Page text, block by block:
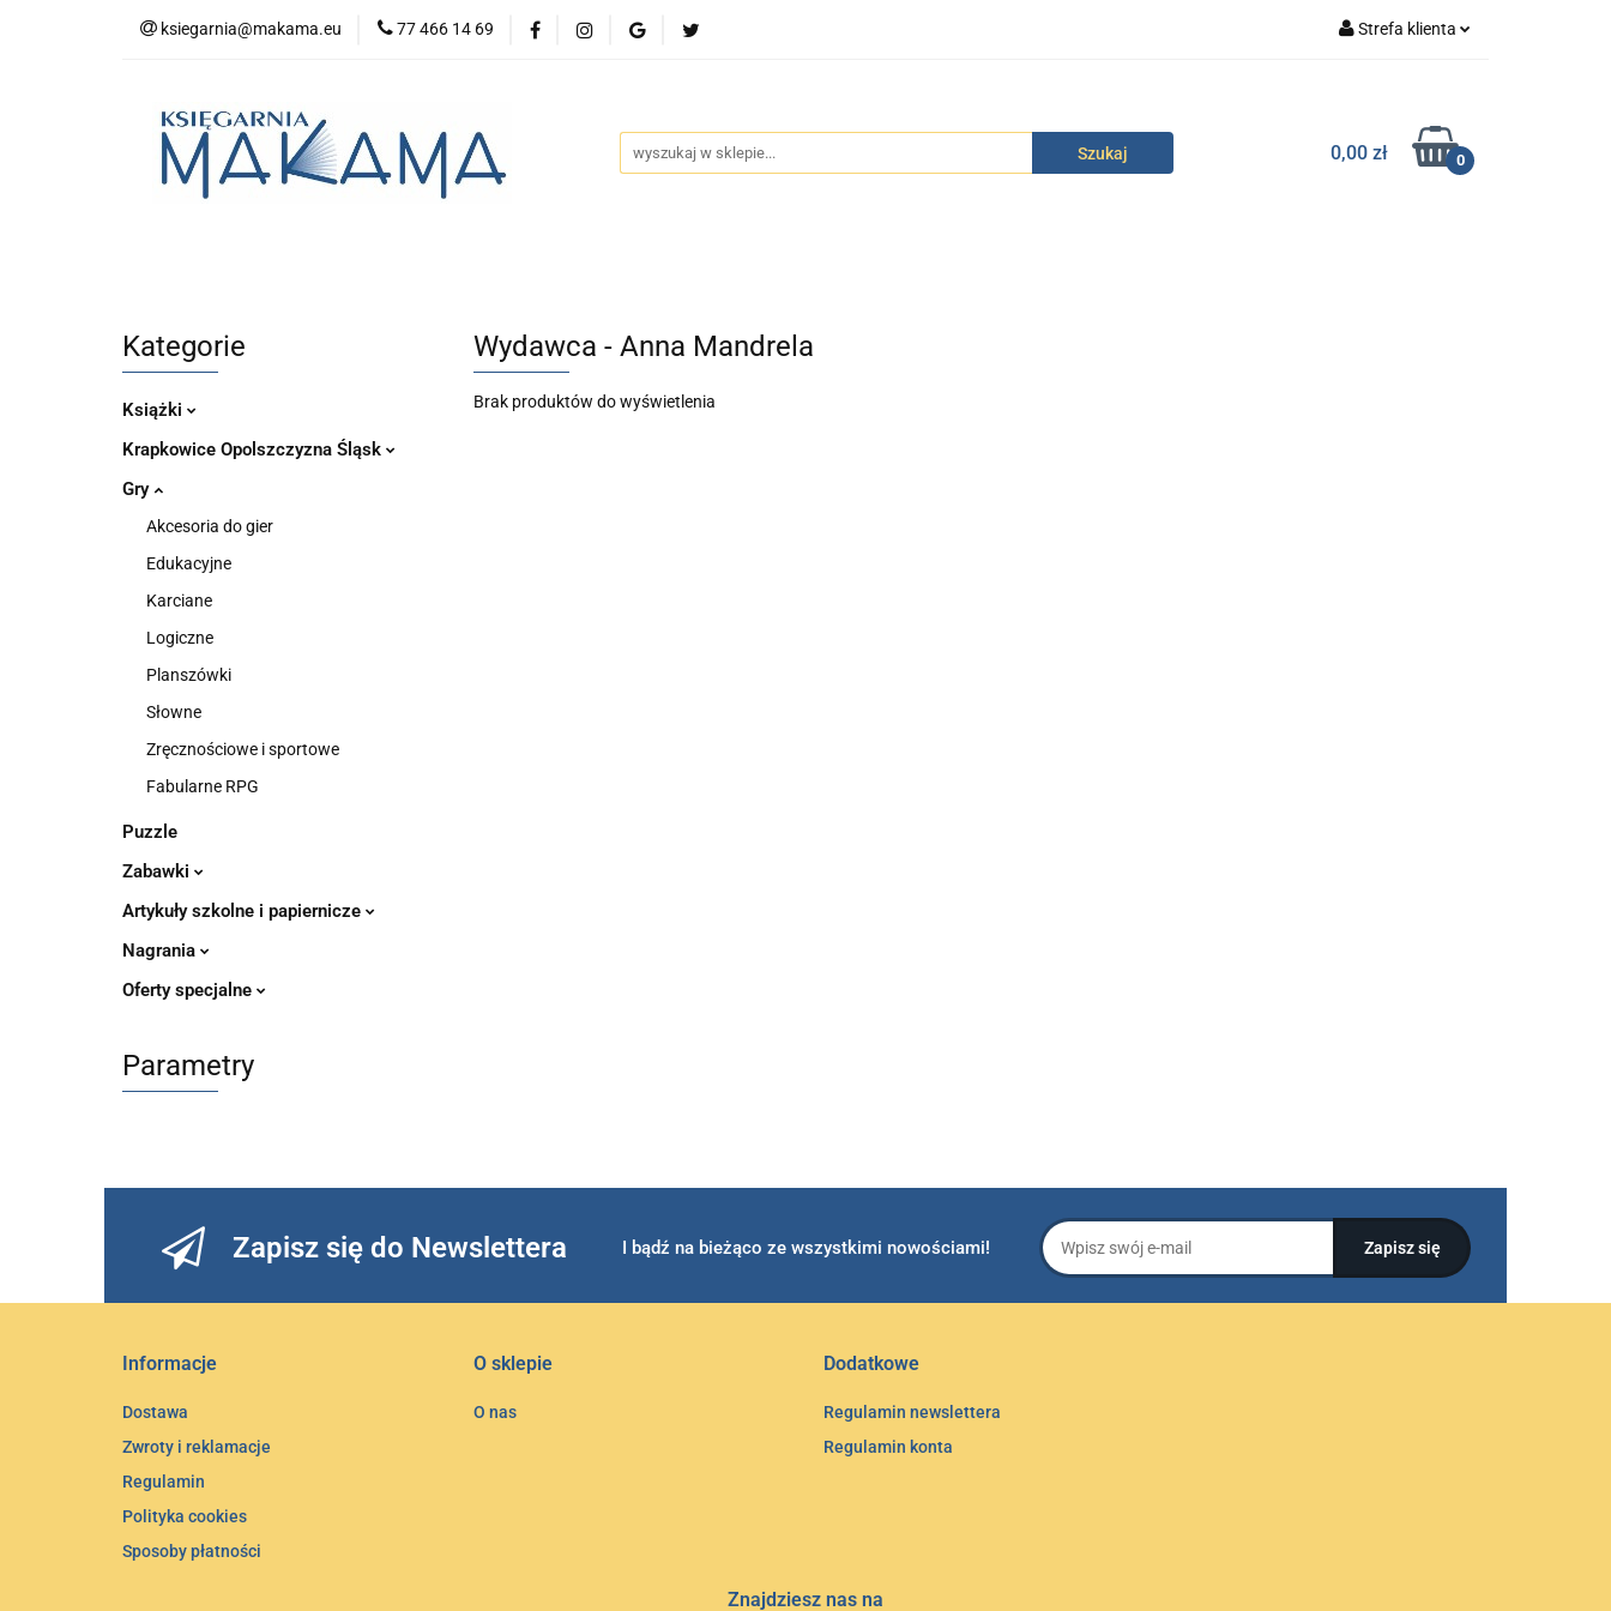
ksiegarnia@makama.eu 77 466 14 69 Strefa klienta
Zarejestruj się
Dodaj zgłoszenie
0,00 zł 0
Kategorie Nowości Bestsellery
Kategorie
Książki
Krapkowice Opolszczyzna Śląsk
Gry
Akcesoria do gier
Edukacyjne
Karciane
Logiczne
Planszówki
Słowne
Zręcznościowe i sportowe
Fabularne RPG
Puzzle
Zabawki
Artykuły szkolne i papiernicze
Nagrania
Oferty specjalne
Parametry
Wydawca - Anna Mandrela
Brak produktów do wyświetlenia
Zapisz się do Newslettera I bądź na bieżąco ze wszystkimi nowościami!
Informacje
Dostawa
Zwroty i reklamacje
Regulamin
Polityka cookies
Sposoby płatności
O sklepie
O nas
Dodatkowe
Regulamin newslettera
Regulamin konta
Znajdziesz nas na